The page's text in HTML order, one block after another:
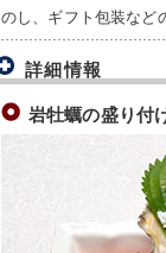
のし、ギフト包装など
詳細情報
岩牡蠣の盛り付